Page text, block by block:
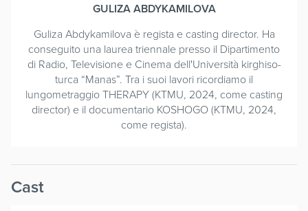
GULIZA ABDYKAMILOVA
Guliza Abdykamilova è regista e casting director. Ha
conseguito una laurea triennale presso il Dipartimento
di Radio, Televisione e Cinema dell'Università kirghiso-
turca “Manas”. Tra i suoi lavori ricordiamo il
lungometraggio THERAPY (KTMU, 2024, come casting
director) e il documentario KOSHOGO (KTMU, 2024,
come regista).
Cast